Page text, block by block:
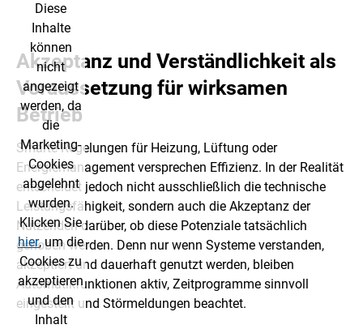
Diese
Inhalte
können
nicht
angezeigt
werden, da
die
Marketing-
Cookies
abgelehnt
wurden.
Klicken Sie
hier, um die
Cookies zu
akzeptieren
und den
Inhalt
Akzeptanz und Verständlichkeit als
Voraussetzung für wirksamen
Betrieb
Smarte Regelungen für Heizung, Lüftung oder
Energiemanagement versprechen Effizienz. In der Realität
entscheidet jedoch nicht ausschließlich die technische
Leistungsfähigkeit, sondern auch die Akzeptanz der
Nutzenden darüber, ob diese Potenziale tatsächlich
gehoben werden. Denn nur wenn Systeme verstanden,
akzeptiert und dauerhaft genutzt werden, bleiben
Automatikfunktionen aktiv, Zeitprogramme sinnvoll
eingestellt und Störmeldungen beachtet.